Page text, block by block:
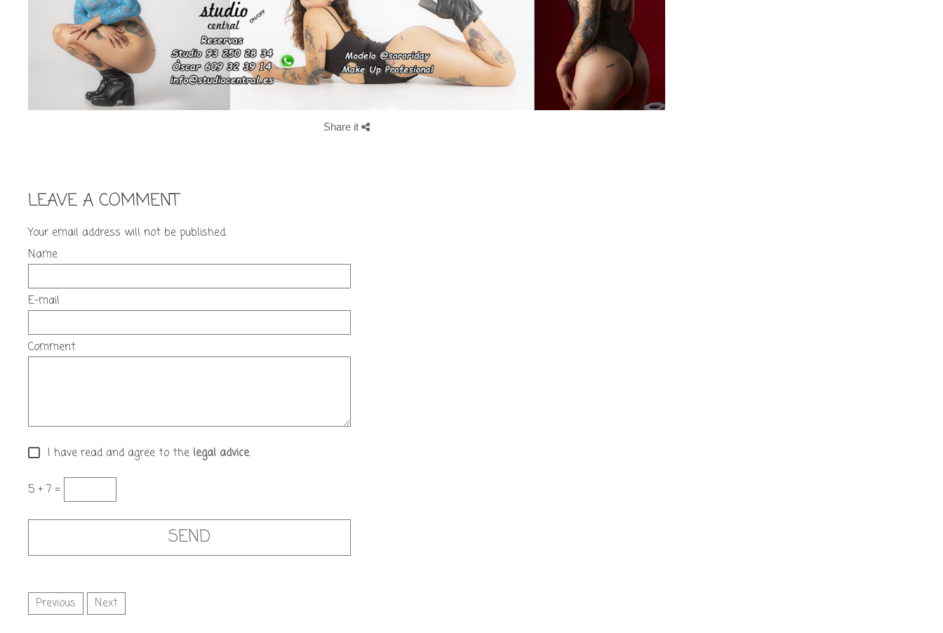
Share it
LEAVE A COMMENT
Your email address will not be published.
Name
E-mail
Comment
I have read and agree to the legal advice.
5 + 7 =
Previous Next